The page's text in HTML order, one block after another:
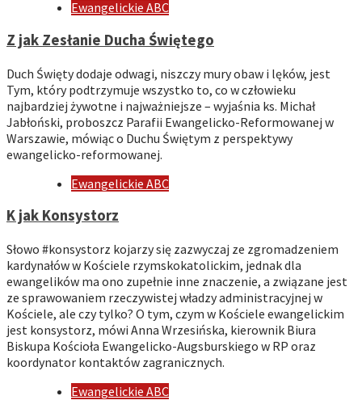
Ewangelickie ABC
Z jak Zesłanie Ducha Świętego
Duch Święty dodaje odwagi, niszczy mury obaw i lęków, jest
Tym, który podtrzymuje wszystko to, co w człowieku
najbardziej żywotne i najważniejsze – wyjaśnia ks. Michał
Jabłoński, proboszcz Parafii Ewangelicko-Reformowanej w
Warszawie, mówiąc o Duchu Świętym z perspektywy
ewangelicko-reformowanej.
Ewangelickie ABC
K jak Konsystorz
Słowo #konsystorz kojarzy się zazwyczaj ze zgromadzeniem
kardynałów w Kościele rzymskokatolickim, jednak dla
ewangelików ma ono zupełnie inne znaczenie, a związane jest
ze sprawowaniem rzeczywistej władzy administracyjnej w
Kościele, ale czy tylko? O tym, czym w Kościele ewangelickim
jest konsystorz, mówi Anna Wrzesińska, kierownik Biura
Biskupa Kościoła Ewangelicko-Augsburskiego w RP oraz
koordynator kontaktów zagranicznych.
Ewangelickie ABC